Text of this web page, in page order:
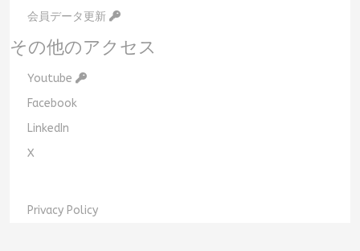
会員データ更新
その他のアクセス
Youtube
Facebook
LinkedIn
X
Privacy Policy